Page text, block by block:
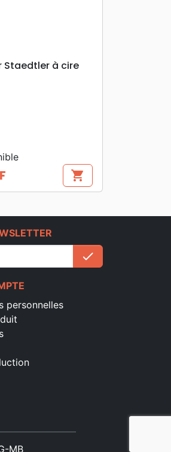
RAPIDE
Staedtler à cire
shopping_cart
check
personnelles
MB